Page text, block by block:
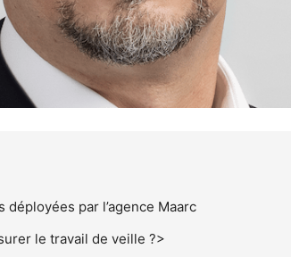
par l’agence Maarc
le travail de veille ?>